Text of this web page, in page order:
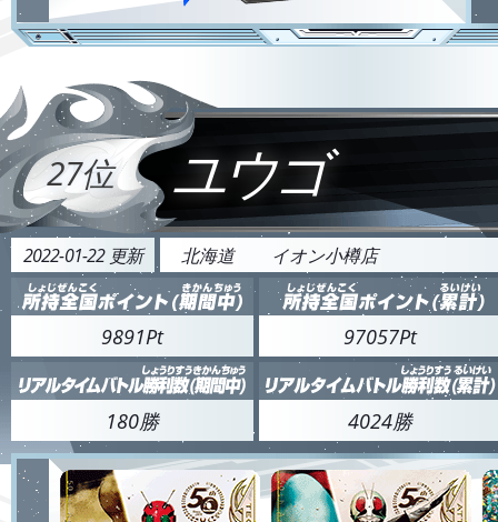
27位 ユウゴ
2022-01-22 更新 北海道 イオン小樽店
9891Pt 97057Pt
180勝 4024勝